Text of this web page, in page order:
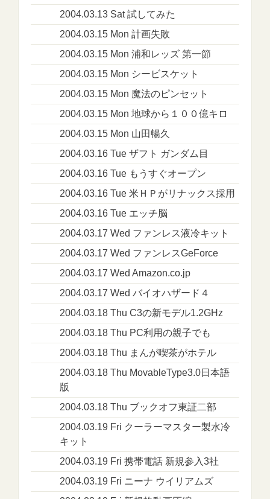
2004.03.13 Sat 試してみた
2004.03.15 Mon 計画失敗
2004.03.15 Mon 浦和レッズ 第一節
2004.03.15 Mon シービスケット
2004.03.15 Mon 魔法のピンセット
2004.03.15 Mon 地球から１００億キロ
2004.03.15 Mon 山田暢久
2004.03.16 Tue ザフト ガンダム目
2004.03.16 Tue もうすぐオープン
2004.03.16 Tue 米ＨＰがリナックス採用
2004.03.16 Tue エッチ脳
2004.03.17 Wed ファンレス液冷キット
2004.03.17 Wed ファンレスGeForce
2004.03.17 Wed Amazon.co.jp
2004.03.17 Wed バイオハザード４
2004.03.18 Thu C3の新モデル1.2GHz
2004.03.18 Thu PC利用の親子でも
2004.03.18 Thu まんが喫茶がホテル
2004.03.18 Thu MovableType3.0日本語
版
2004.03.18 Thu ブックオフ東証二部
2004.03.19 Fri クーラーマスター製水冷
キット
2004.03.19 Fri 携帯電話 新規参入3社
2004.03.19 Fri ニーナ ウイリアムズ